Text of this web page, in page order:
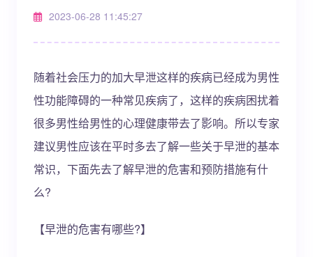
2023-06-28 11:45:27
随着社会压力的加大早泄这样的疾病已经成为男性
性功能障碍的一种常见疾病了，这样的疾病困扰着
很多男性给男性的心理健康带去了影响。所以专家
建议男性应该在平时多去了解一些关于早泄的基本
常识，下面先去了解早泄的危害和预防措施有什
么?
【早泄的危害有哪些?】